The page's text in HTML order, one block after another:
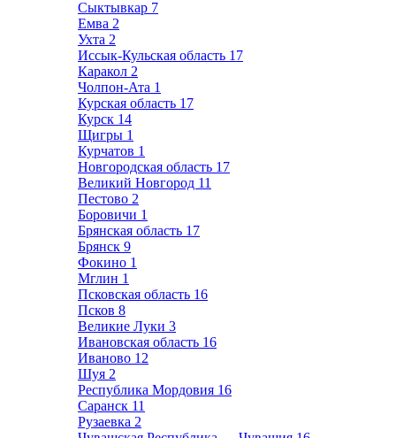
Сыктывкар 7
Емва 2
Ухта 2
Иссык-Кульская область 17
Каракол 2
Чолпон-Ата 1
Курская область 17
Курск 14
Щигры 1
Курчатов 1
Новгородская область 17
Великий Новгород 11
Пестово 2
Боровичи 1
Брянская область 17
Брянск 9
Фокино 1
Мглин 1
Псковская область 16
Псков 8
Великие Луки 3
Ивановская область 16
Иваново 12
Шуя 2
Республика Мордовия 16
Саранск 11
Рузаевка 2